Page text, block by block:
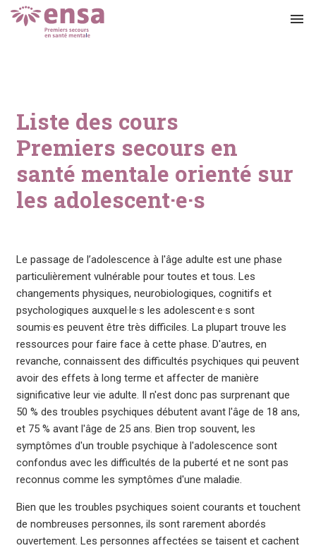
menu
Liste des cours
Premiers secours en
santé mentale orienté sur
les adolescent·e·s
Le passage de l’adolescence à l'âge adulte est une phase
particulièrement vulnérable pour toutes et tous. Les
changements physiques, neurobiologiques, cognitifs et
psychologiques auxquel·le·s les adolescent·e·s sont
soumis·es peuvent être très difficiles. La plupart trouve les
ressources pour faire face à cette phase. D'autres, en
revanche, connaissent des difficultés psychiques qui peuvent
avoir des effets à long terme et affecter de manière
significative leur vie adulte. Il n'est donc pas surprenant que
50 % des troubles psychiques débutent avant l'âge de 18 ans,
et 75 % avant l'âge de 25 ans. Bien trop souvent, les
symptômes d'un trouble psychique à l'adolescence sont
confondus avec les difficultés de la puberté et ne sont pas
reconnus comme les symptômes d'une maladie.
Bien que les troubles psychiques soient courants et touchent
de nombreuses personnes, ils sont rarement abordés
ouvertement. Les personnes affectées se taisent et cachent